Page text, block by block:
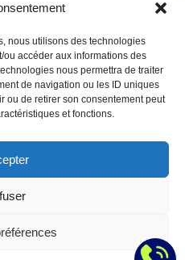
nous utilisons des technologies
accéder aux informations des
nous permettra de traiter
de navigation ou les ID uniques
ou de retirer son consentement peut
et fonctions.
Contact:
contact@agence-telo.fr
04 22 91 15 66